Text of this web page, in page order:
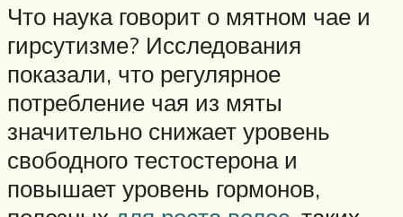
Что наука говорит о мятном чае и
гирсутизме? Исследования
показали, что регулярное
потребление чая из мяты
значительно снижает уровень
свободного тестостерона и
повышает уровень гормонов,